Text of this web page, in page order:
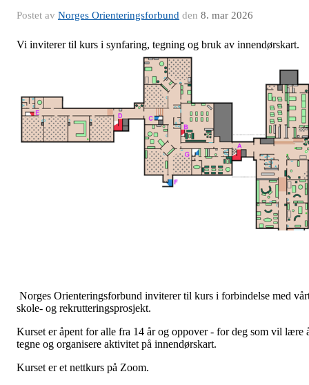
Postet av Norges Orienteringsforbund den 8. mar 2026
Vi inviterer til kurs i synfaring, tegning og bruk av innendørskart.
Norges Orienteringsforbund inviterer til kurs i forbindelse med
skole- og rekrutteringsprosjekt.
Kurset er åpent for alle fra 14 år og oppover - for deg som vil lære
tegne og organisere aktivitet på innendørskart.
Kurset er et nettkurs på Zoom.